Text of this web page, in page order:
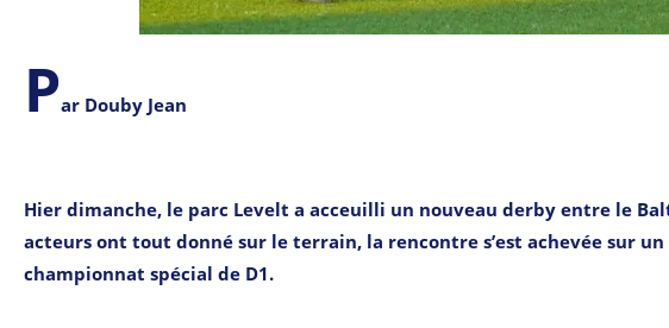
Par Douby Jean
Hier dimanche, le parc Levelt a acceuilli un nouveau derby entre le
acteurs ont tout donné sur le terrain, la rencontre s’est achevée sur un
championnat spécial de D1.